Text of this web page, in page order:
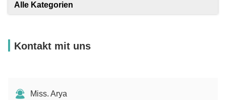
Alle Kategorien
Kontakt mit uns
Miss. Arya